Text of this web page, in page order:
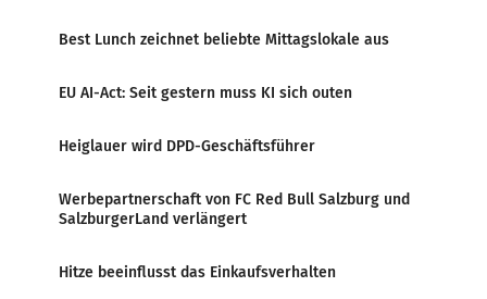
Best Lunch zeichnet beliebte Mittagslokale aus
EU AI-Act: Seit gestern muss KI sich outen
Heiglauer wird DPD-Geschäftsführer
Werbepartnerschaft von FC Red Bull Salzburg und
SalzburgerLand verlängert
Hitze beeinflusst das Einkaufsverhalten